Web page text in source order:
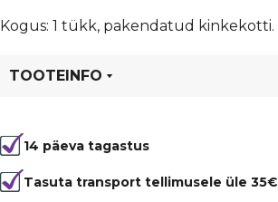
Kogus: 1 tükk, pakendatud kinkekotti.
TOOTEINFO
14 päeva tagastus
Tasuta transport tellimusele üle 35€